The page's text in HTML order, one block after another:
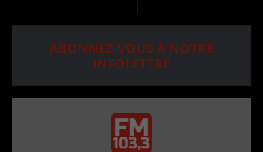
ABONNEZ-VOUS À NOTRE
INFOLETTRE